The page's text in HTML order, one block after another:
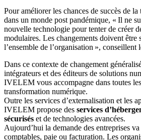
Pour améliorer les chances de succès de
dans un monde post pandémique, « Il ne
nouvelle technologie pour tenter de créer
modulaires. Les changements doivent être
l’ensemble de l’organisation », conseillent
Dans ce contexte de changement
intégrateurs et des éditeurs de solutions
IVELEM vous accompagne dans toutes
transformation numérique.
Outre les services d’externalisation et les
IVELEM propose des services
sécurisés et de technologies avancées.
Aujourd’hui la demande des entreprises
comptables, paie ou facturation. Les